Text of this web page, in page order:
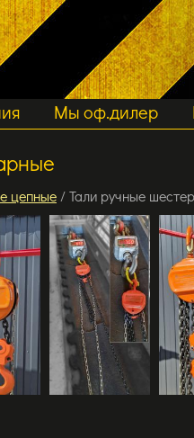
Мы оф.дилер
цепные / Тали ручные